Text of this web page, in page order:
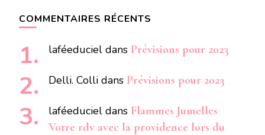
COMMENTAIRES RÉCENTS
laféeduciel dans Prévisions pour 2023
Delli. Colli dans Prévisions pour 2023
laféeduciel dans Flammes Jumelles
Votre rdv avec la providence lors du